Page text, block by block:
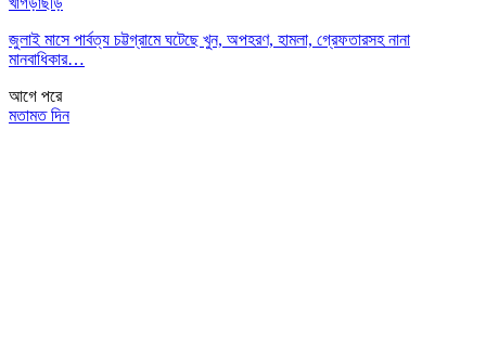
জুলাই মাসে পার্বত্য চট্টগ্রামে ঘটেছে খুন, অপহরণ, হামলা, গ্রেফতারসহ নানা
মানবাধিকার…
আগে পরে
মতামত দিন